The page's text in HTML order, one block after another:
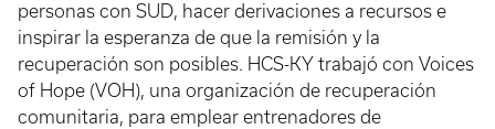
personas con SUD, hacer derivaciones a recursos e
inspirar la esperanza de que la remisión y la
recuperación son posibles. HCS-KY trabajó con Voices
of Hope (VOH), una organización de recuperación
comunitaria, para emplear entrenadores de